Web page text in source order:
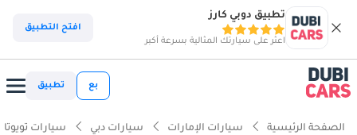
تطبيق دوبي كارز
اعثر على سيارتك المثالية بسرعة أكبر
افتح التطبيق
بع تطبيق
الصفحة الرئيسية سيارات الإمارات سيارات دبي سيارات تويوتا
ذكاء دوبي كارز
ذكاء دوبيكارز